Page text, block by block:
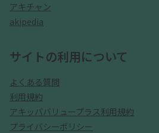
アキチャン
akipedia
サイトの利用について
よくある質問
利用規約
アキッパバリュープラス利用規約
プライバシーポリシー